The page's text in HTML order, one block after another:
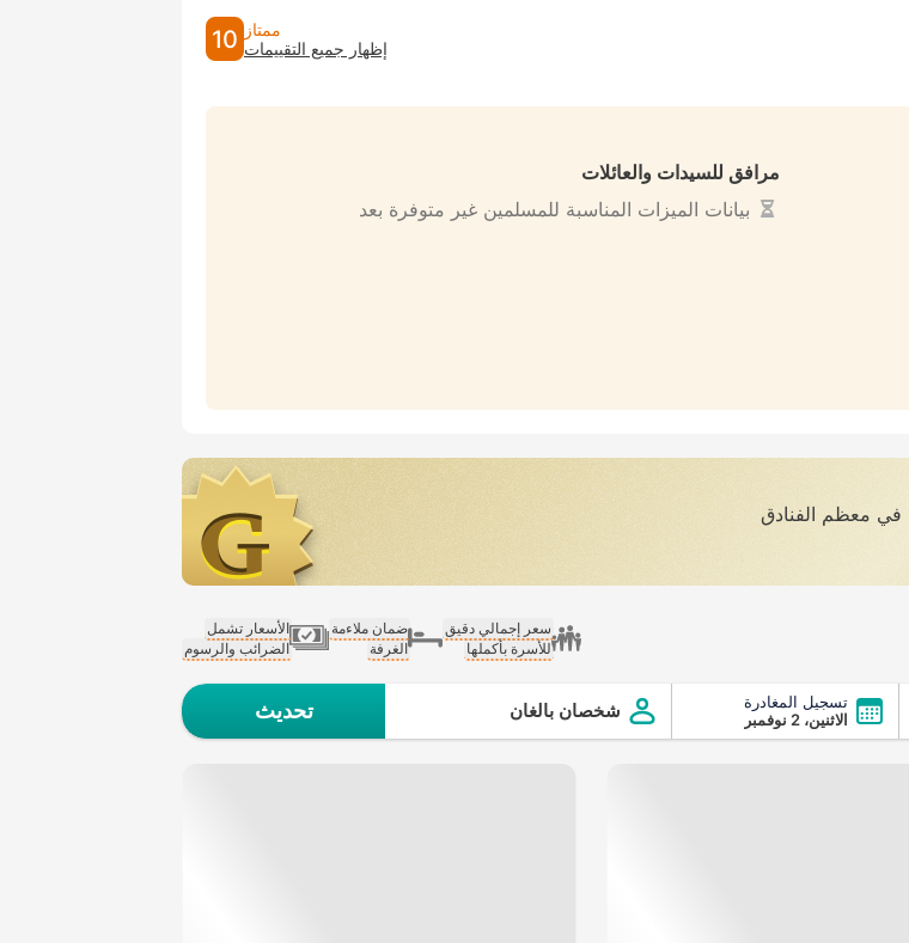
ممتاز
إظهار جميع التقييمات 10
مرافق للسيدات والعائلات
بيانات الميزات المناسبة للمسلمين غير متوفرة بعد
في معظم الفنادق
سعر إجمالي دقيق
للأسرة بأكملها
ضمان ملاءمة
الغرفة
الأسعار تشمل
الضرائب والرسوم
تسجيل المغادرة
الاثنين، 2 نوفمبر
شخصان بالغان تحديث